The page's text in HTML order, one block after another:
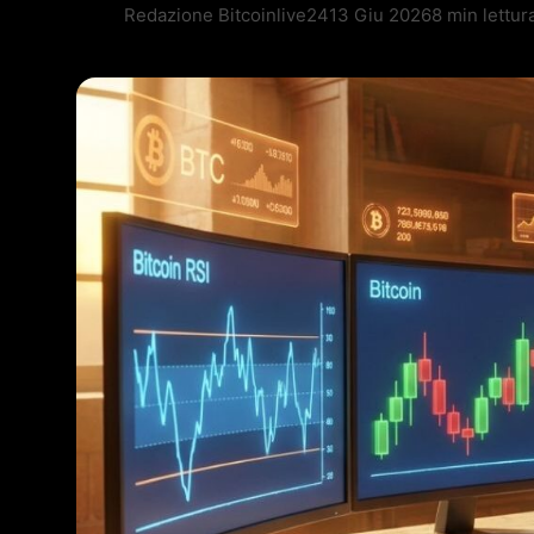
Redazione Bitcoinlive2413 Giu 20268 min